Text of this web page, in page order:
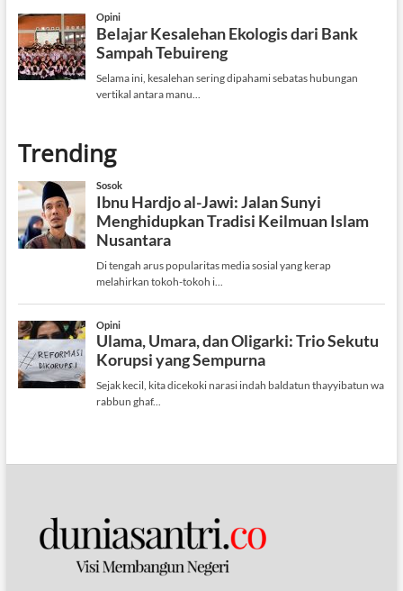
Trending